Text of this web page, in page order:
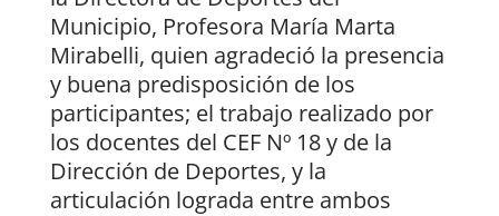
Municipio, Profesora María Marta
Mirabelli, quien agradeció la presencia
y buena predisposición de los
participantes; el trabajo realizado por
los docentes del CEF Nº 18 y de la
Dirección de Deportes, y la
articulación lograda entre ambos